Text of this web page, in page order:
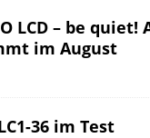
LCD – be quiet!
im August
36 im Test